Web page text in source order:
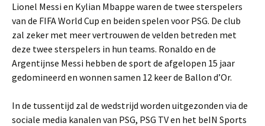
Lionel Messi en Kylian Mbappe waren de twee sterspelers
van de FIFA World Cup en beiden spelen voor PSG. De club
zal zeker met meer vertrouwen de velden betreden met
deze twee sterspelers in hun teams. Ronaldo en de
Argentijnse Messi hebben de sport de afgelopen 15 jaar
gedomineerd en wonnen samen 12 keer de Ballon d’Or.
In de tussentijd zal de wedstrijd worden uitgezonden via de
sociale media kanalen van PSG, PSG TV en het beIN Sports